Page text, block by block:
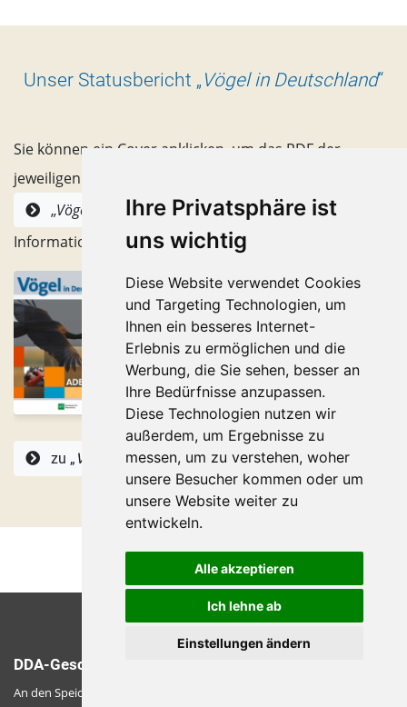
Ihre Privatsphäre ist
uns wichtig
Diese Website verwendet Cookies
und Targeting Technologien, um
Ihnen ein besseres Internet-
Erlebnis zu ermöglichen und die
Werbung, die Sie sehen, besser an
Ihre Bedürfnisse anzupassen.
Diese Technologien nutzen wir
außerdem, um Ergebnisse zu
messen, um zu verstehen, woher
unsere Besucher kommen oder um
unsere Website weiter zu
entwickeln.
Alle akzeptieren
Ich lehne ab
Einstellungen ändern
Unser Statusbericht „ Vögel in Deutschland“
Sie können ein Cover anklicken, um das PDF der
jeweiligen Ausgabe zu öffnen. Alternativ finden unter
„Vögel in Deutschland“
alle Hefte mit
Informationen zum Inhhalt.
zu „ Vögel in Deutschland “
DDA-Geschäftsstelle
An den Speichern 2